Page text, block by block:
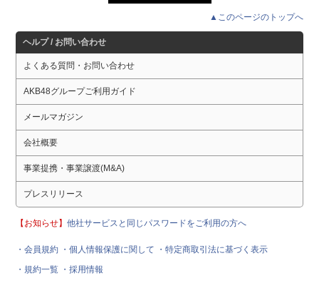
▲このページのトップへ
ヘルプ / お問い合わせ
よくある質問・お問い合わせ
AKB48グループご利用ガイド
メールマガジン
会社概要
事業提携・事業譲渡(M&A)
プレスリリース
【お知らせ】他社サービスと同じパスワードをご利用の方へ
・会員規約 ・個人情報保護に関して
・特定商取引法に基づく表示
・規約一覧 ・採用情報